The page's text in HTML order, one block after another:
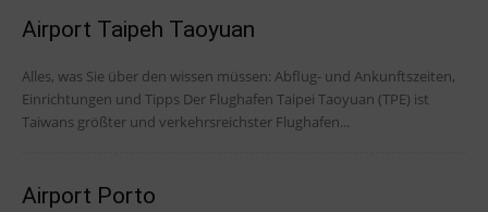
Airport Taipeh Taoyuan
Alles, was Sie über den wissen müssen: Abflug- und Ankunftszeiten,
Einrichtungen und Tipps Der Flughafen Taipei Taoyuan (TPE) ist
Taiwans größter und verkehrsreichster Flughafen...
Airport Porto